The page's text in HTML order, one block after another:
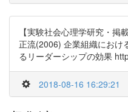
【実験社会心理学研究・掲
正流(2006) 企業組織におけ
るリーダーシップの効果
2018-08-16 16:29:21